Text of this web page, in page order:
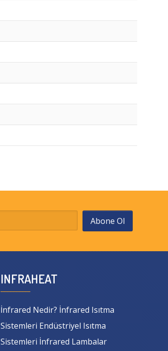
Abone Ol
INFRAHEAT
İnfrared Nedir? İnfrared Isıtma
Sistemleri Endüstriyel Isıtma
Sistemleri İnfrared Lambalar